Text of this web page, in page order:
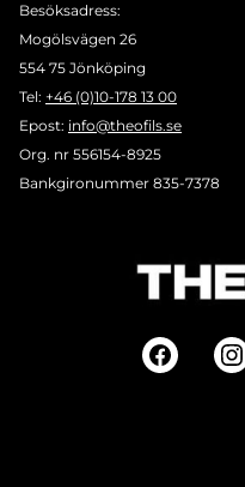
Besöksadress:
Mogölsvägen 26
554 75 Jönköping
Tel: +46 (0)10-178 13 00
Epost: info@theofils.se
Org. nr 556154-8925
Bankgironummer 835-7378